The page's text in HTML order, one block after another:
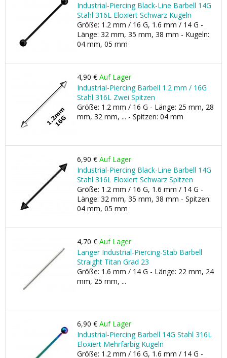
Industrial-Piercing Black-Line Barbell 14G
Stahl 316L Eloxiert Schwarz Kugeln
Größe: 1.2 mm / 16 G, 1.6 mm / 14 G -
Länge: 32 mm, 35 mm, 38 mm - Kugeln:
04 mm, 05 mm
4,90 € Auf Lager
Industrial-Piercing Barbell 1.2 mm / 16G
Stahl 316L Zwei Spitzen
Größe: 1.2 mm / 16 G - Länge: 25 mm, 28
mm, 32 mm, ... - Spitzen: 04 mm
6,90 € Auf Lager
Industrial-Piercing Black-Line Barbell 14G
Stahl 316L Eloxiert Schwarz Spitzen
Größe: 1.2 mm / 16 G, 1.6 mm / 14 G -
Länge: 32 mm, 35 mm, 38 mm - Spitzen:
04 mm, 05 mm
4,70 € Auf Lager
Langer Industrial-Piercing-Stab Barbell
Straight Titan Grad 23
Größe: 1.6 mm / 14 G - Länge: 22 mm, 24
mm, 25 mm, ...
6,90 € Auf Lager
Industrial-Piercing Barbell 14G Stahl 316L
Eloxiert Mehrfarbig Kugeln
Größe: 1.2 mm / 16 G, 1.6 mm / 14 G -